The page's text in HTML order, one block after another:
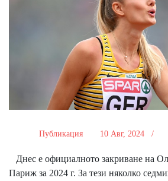
Публикация 10 Авг, 2024 /
Днес е официалното закриване на
Париж за 2024 г. За тези няколко